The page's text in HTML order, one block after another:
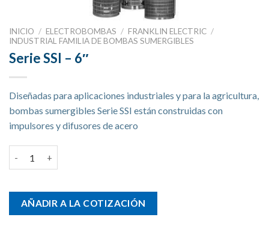
INICIO / ELECTROBOMBAS / FRANKLIN ELECTRIC /
INDUSTRIAL FAMILIA DE BOMBAS SUMERGIBLES
Serie SSI – 6″
Diseñadas para aplicaciones industriales y para la agricultura,
bombas sumergibles Serie SSI están construidas con
impulsores y difusores de acero
AÑADIR A LA COTIZACIÓN